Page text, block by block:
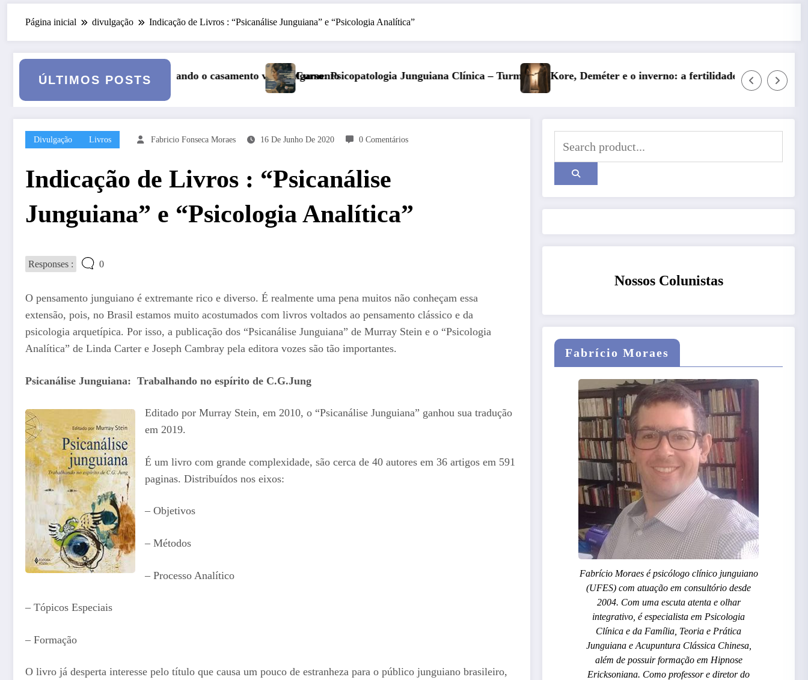
Página inicial divulgação Indicação de Livros : “Psicanálise Junguiana” e “Psicologia Analítica”
ÚLTIMOS POSTS
o casamento vai a julgamentoCurso: Psicopatologia Junguiana Clínica – Turma 6 Kore, Deméter e o inverno: a fertilidade das profundezasEntre o Falso e o Não Vivido: trauma,
Divulgação Livros Fabricio Fonseca Moraes 16 De Junho De 2020 0 Comentários
Indicação de Livros : “Psicanálise
Junguiana” e “Psicologia Analítica”
Responses : 0
O pensamento junguiano é extremante rico e diverso. É realmente uma pena muitos não conheçam essa
extensão, pois, no Brasil estamos muito acostumados com livros voltados ao pensamento clássico e da
psicologia arquetípica. Por isso, a publicação dos “Psicanálise Junguiana” de Murray Stein e o “Psicologia
Analítica” de Linda Carter e Joseph Cambray pela editora vozes são tão importantes.
Psicanálise Junguiana: Trabalhando no espírito de C.G.Jung
Editado por Murray Stein, em 2010, o “Psicanálise Junguiana” ganhou sua tradução
em 2019.
É um livro com grande complexidade, são cerca de 40 autores em 36 artigos em 591
paginas. Distribuídos nos eixos:
– Objetivos
– Métodos
– Processo Analítico
– Tópicos Especiais
– Formação
O livro já desperta interesse pelo título que causa um pouco de estranheza para o público junguiano brasileiro,
Nossos Colunistas
Fabrício Moraes
Fabrício Moraes é psicólogo clínico junguiano
(UFES) com atuação em consultório desde
2004. Com uma escuta atenta e olhar
integrativo, é especialista em Psicologia
Clínica e da Família, Teoria e Prática
Junguiana e Acupuntura Clássica Chinesa,
além de possuir formação em Hipnose
Ericksoniana. Como professor e diretor do